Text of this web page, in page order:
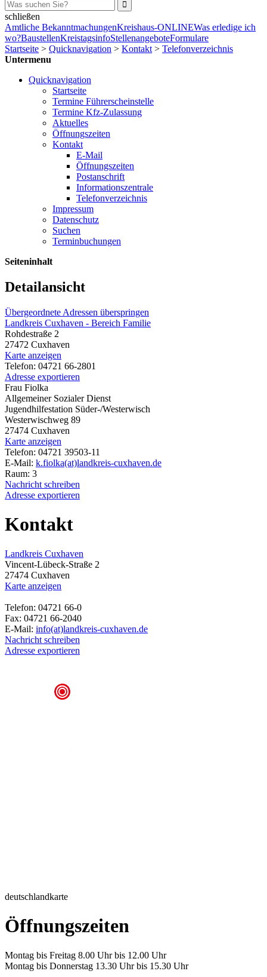
schließen
Amtliche BekanntmachungenKreishaus-ONLINEWas erledige ich
wo?BaustellenKreistagsinfoStellenangeboteFormulare
Startseite > Quicknavigation > Kontakt > Telefonverzeichnis
Untermenu
Quicknavigation
Startseite
Termine Führerscheinstelle
Termine Kfz-Zulassung
Aktuelles
Öffnungszeiten
Kontakt
E-Mail
Öffnungszeiten
Postanschrift
Informationszentrale
Telefonverzeichnis
Impressum
Datenschutz
Suchen
Terminbuchungen
Seiteninhalt
Detailansicht
Übergeordnete Adressen überspringen
Landkreis Cuxhaven - Bereich Familie
Rohdestraße 2
27472 Cuxhaven
Karte anzeigen
Telefon: 04721 66-2801
Adresse exportieren
Frau Fiolka
Allgemeiner Sozialer Dienst
Jugendhilfestation Süder-/Westerwisch
Westerwischweg 89
27474 Cuxhaven
Karte anzeigen
Telefon: 04721 39503-11
E-Mail: k.fiolka(at)landkreis-cuxhaven.de
Raum: 3
Nachricht schreiben
Adresse exportieren
Kontakt
Landkreis Cuxhaven
Vincent-Lübeck-Straße 2
27474 Cuxhaven
Karte anzeigen
Telefon: 04721 66-0
Fax: 04721 66-2040
E-Mail: info(at)landkreis-cuxhaven.de
Nachricht schreiben
Adresse exportieren
deutschlandkarte
Öffnungszeiten
Montag bis Freitag 8.00 Uhr bis 12.00 Uhr
Montag bis Donnerstag 13.30 Uhr bis 15.30 Uhr